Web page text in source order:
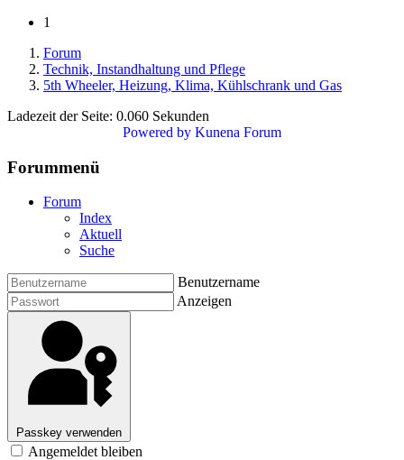
1
Forum
Technik, Instandhaltung und Pflege
5th Wheeler, Heizung, Klima, Kühlschrank und Gas
Ladezeit der Seite: 0.060 Sekunden
Powered by Kunena Forum
Forummenü
Forum
Index
Aktuell
Suche
Benutzername
Anzeigen
Passkey verwenden
Angemeldet bleiben